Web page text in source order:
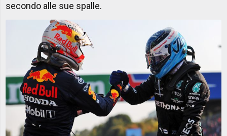
secondo alle sue spalle.